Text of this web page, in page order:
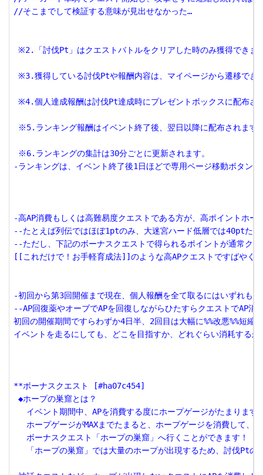
//そこまでして検証する意味が見出せなかった…
※2.「討伐Pt」はクエストバトルをクリアした時のみ獲得できま
※3.獲得している討伐Ptや報酬内容は、マイページから遷移でき
※4.個人達成報酬は討伐Pt達成時にプレゼントボックスに配布さ
※5.ランキング報酬はイベント終了後、翌日以降に配布されます
※6.ランキングの集計は30分ごとに更新されます。
-ランキングは、イベント終了後1日ほどで専用ページ移動ボタン
-高AP消費もしくは高難易度クエストである方が、高ポイントホー
--たとえば列伝ではほぼ1ptのみ、大迷宮ハード低層では40ptた
--ただし、下記のボーナスクエストで得られるポイントが通常ク
[[これだけで！お手軽育成法]]のような高APクエストですばやく
-初回から第3回開催まで現在、個人報酬を全て取るにはいずれも5
--AP回復薬やオーブでAPを回復しながらひたすらクエストでAP
初回の開催期間ですらわずか4日半、2回目は大幅に%%改悪%%短
イベントを走るにしても、どこを目指すか、どれぐらい消耗する
**ボーナスクエスト [#ha07c454]
◆ホープの巣窟とは？
イベント期間中、APを消費する度にホープゲージがたまります
ホープゲージがMAXまでたまると、ホープゲージを消費して、
ボーナスクエスト「ホープの巣窟」へ行くことができます！
「ホープの巣窟」では大量のホープが出現するため、討伐Ptの